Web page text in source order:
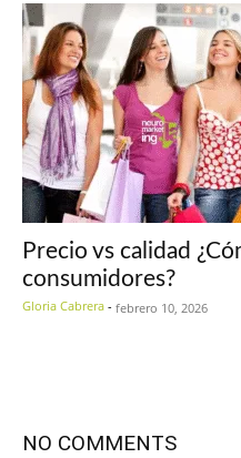
Precio vs calidad
consumidores?
Gloria Cabrera - febrero 10, 2026
NO COMMENTS